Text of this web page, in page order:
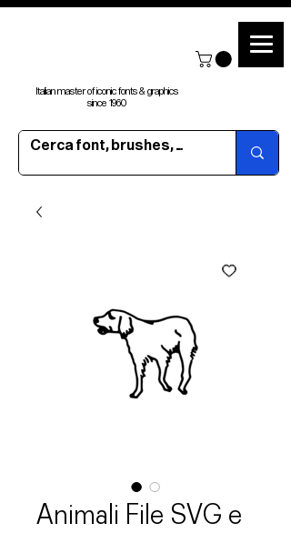
Italian master of iconic fonts & graphics
since 1960
Animali File SVG e